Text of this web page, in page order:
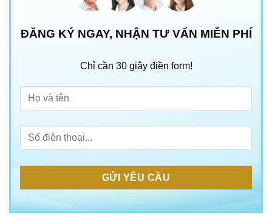
ĐĂNG KÝ NGAY, NHẬN TƯ VẤN MIỄN PHÍ
Chỉ cần 30 giây điền form!